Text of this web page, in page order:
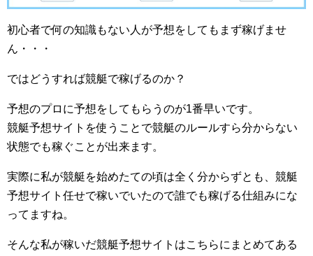
初心者で何の知識もない人が予想をしてもまず稼げませ
ん・・・
ではどうすれば競艇で稼げるのか？
予想のプロに予想をしてもらうのが1番早いです。
競艇予想サイトを使うことで競艇のルールすら分からない
状態でも稼ぐことが出来ます。
実際に私が競艇を始めたての頃は全く分からずとも、競艇
予想サイト任せで稼いでいたので誰でも稼げる仕組みにな
ってますね。
そんな私が稼いだ競艇予想サイトはこちらにまとめてある